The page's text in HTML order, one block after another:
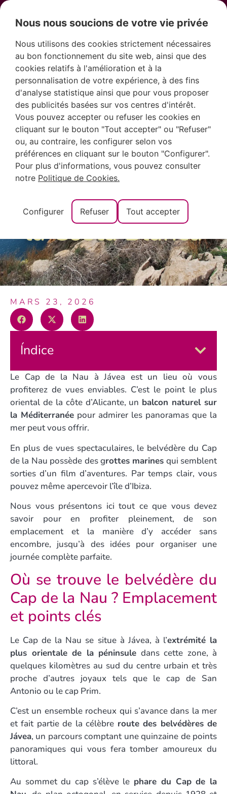
Le Cap de la Nau à
Jávea, le
belvédère le plus
impressionnant de
la Costa Blanca
MARS 23, 2026
Índice
Le Cap de la Nau à Jávea est un lieu où vous
profiterez de vues enviables. C’est le point le plus
oriental de la côte d’Alicante, un balcon naturel sur
la Méditerranée pour admirer les panoramas que la
mer peut vous offrir.
En plus de vues spectaculaires, le belvédère du Cap
de la Nau possède des grottes marines qui semblent
sorties d’un film d’aventures. Par temps clair, vous
pouvez même apercevoir l’île d’Ibiza.
Nous vous présentons ici tout ce que vous devez
savoir pour en profiter pleinement, de son
emplacement et la manière d’y accéder sans
encombre, jusqu’à des idées pour organiser une
journée complète parfaite.
Où se trouve le belvédère du
Cap de la Nau ? Emplacement
et points clés
Le Cap de la Nau se situe à Jávea, à l’extrémité la
plus orientale de la péninsule dans cette zone, à
quelques kilomètres au sud du centre urbain et très
proche d’autres joyaux tels que le cap de San
Antonio ou le cap Prim.
C’est un ensemble rocheux qui s’avance dans la mer
et fait partie de la célèbre route des belvédères de
Jávea, un parcours comptant une quinzaine de points
panoramiques qui vous fera tomber amoureux du
littoral.
Au sommet du cap s’élève le phare du Cap de la
Nous nous soucions de votre vie privée
Nous utilisons des cookies strictement nécessaires
au bon fonctionnement du site web, ainsi que des
cookies relatifs à l'amélioration et à la
personnalisation de votre expérience, à des fins
d'analyse statistique ainsi que pour vous proposer
des publicités basées sur vos centres d'intérêt.
Vous pouvez accepter ou refuser les cookies en
cliquant sur le bouton "Tout accepter" ou "Refuser"
ou, au contraire, les configurer selon vos
préférences en cliquant sur le bouton "Configurer".
Pour plus d'informations, vous pouvez consulter
notre Politique de Cookies.
Configurer Refuser Tout accepter